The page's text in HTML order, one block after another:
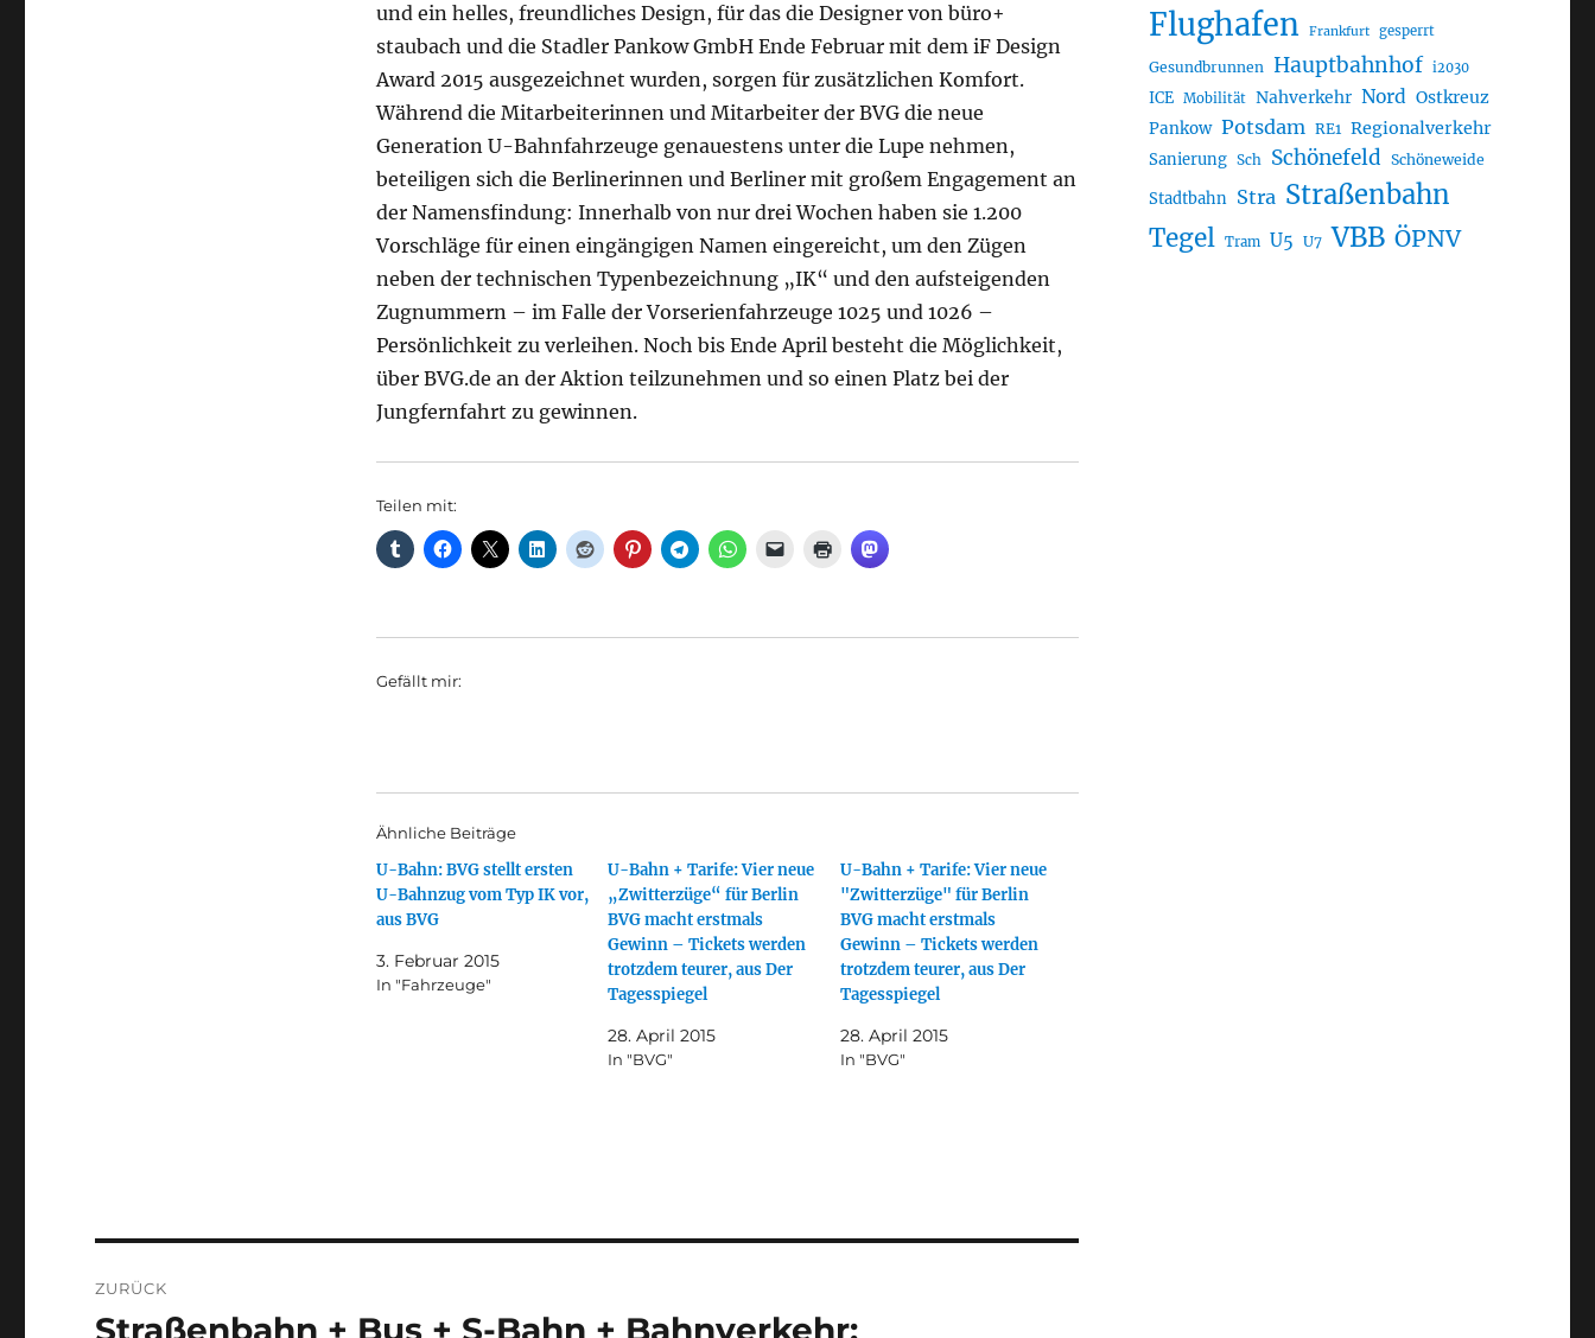
und ein helles, freundliches Design, für das die Designer von büro+
staubach und die Stadler Pankow GmbH Ende Februar mit dem iF Design
Award 2015 ausgezeichnet wurden, sorgen für zusätzlichen Komfort.
Während die Mitarbeiterinnen und Mitarbeiter der BVG die neue
Generation U-Bahnfahrzeuge genauestens unter die Lupe nehmen,
beteiligen sich die Berlinerinnen und Berliner mit großem Engagement an
der Namensfindung: Innerhalb von nur drei Wochen haben sie 1.200
Vorschläge für einen eingängigen Namen eingereicht, um den Zügen
neben der technischen Typenbezeichnung „IK“ und den aufsteigenden
Zugnummern – im Falle der Vorserienfahrzeuge 1025 und 1026 –
Persönlichkeit zu verleihen. Noch bis Ende April besteht die Möglichkeit,
über BVG.de an der Aktion teilzunehmen und so einen Platz bei der
Jungfernfahrt zu gewinnen.
Teilen mit:
Gefällt mir:
Ähnliche Beiträge
U-Bahn: BVG stellt ersten
U-Bahnzug vom Typ IK vor,
aus BVG
3. Februar 2015
In "Fahrzeuge"
U-Bahn + Tarife: Vier neue
„Zwitterzüge“ für Berlin
BVG macht erstmals
Gewinn – Tickets werden
trotzdem teurer, aus Der
Tagesspiegel
28. April 2015
In "BVG"
U-Bahn + Tarife: Vier neue
"Zwitterzüge" für Berlin
BVG macht erstmals
Gewinn – Tickets werden
trotzdem teurer, aus Der
Tagesspiegel
28. April 2015
In "BVG"
ZURÜCK
Vorheriger
Straßenbahn + Bus + S-Bahn + Bahnverkehr:
Flughafen Frankfurt gesperrt
Gesundbrunnen Hauptbahnhof i2030
ICE Mobilität Nahverkehr Nord Ostkreuz
Pankow Potsdam RE1 Regionalverkehr
Sanierung Sch Schönefeld Schöneweide
Stadtbahn Stra Straßenbahn
Tegel Tram U5 U7 VBB ÖPNV